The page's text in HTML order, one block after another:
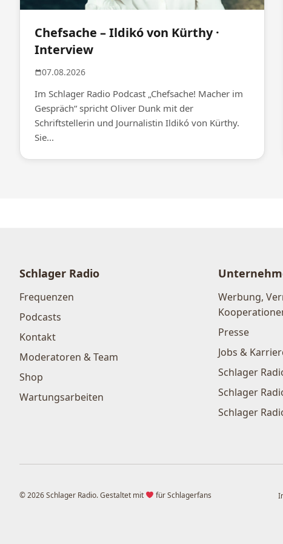
Chefsache – Ildikó von Kürthy ·
Interview
07.08.2026
Im Schlager Radio Podcast „Chefsache! Macher im
Gespräch“ spricht Oliver Dunk mit der
Schriftstellerin und Journalistin Ildikó von Kürthy.
Sie...
Schlager Radio
Frequenzen
Podcasts
Kontakt
Moderatoren & Team
Shop
Wartungsarbeiten
Werbung,
Presse
Jobs &
Schlager
Schlager
Schlager
© 2026 Schlager Radio. Gestaltet mit für Schlagerfans